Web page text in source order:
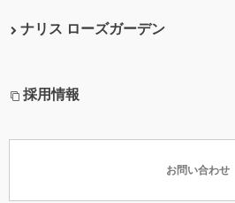
ナリス ローズガーデン
採用情報
お問い合わせ